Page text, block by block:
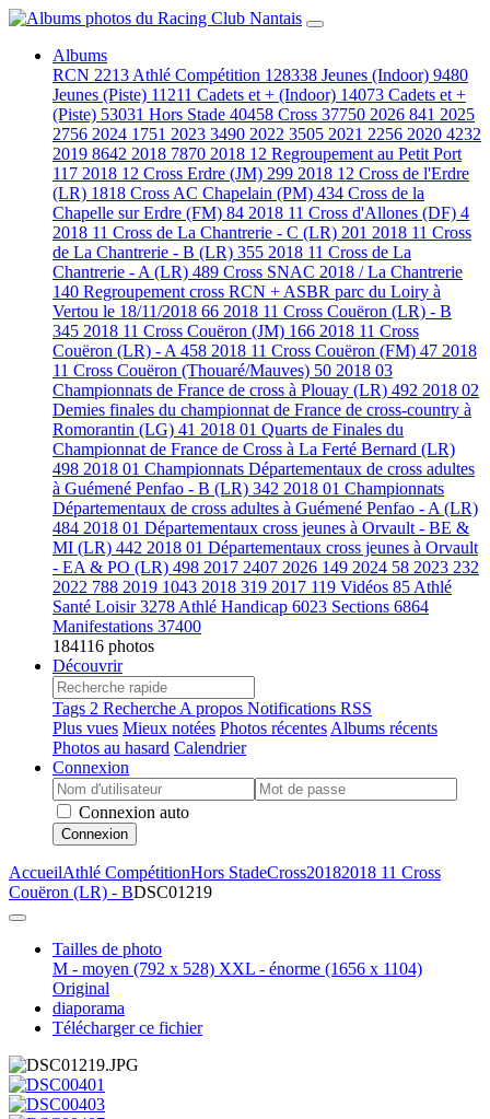
Albums
RCN 2213 Athlé Compétition 128338 Jeunes (Indoor) 9480
Jeunes (Piste) 11211 Cadets et + (Indoor) 14073 Cadets et +
(Piste) 53031 Hors Stade 40458 Cross 37750 2026 841 2025
2756 2024 1751 2023 3490 2022 3505 2021 2256 2020 4232
2019 8642 2018 7870 2018 12 Regroupement au Petit Port
117 2018 12 Cross Erdre (JM) 299 2018 12 Cross de l'Erdre
(LR) 1818 Cross AC Chapelain (PM) 434 Cross de la
Chapelle sur Erdre (FM) 84 2018 11 Cross d'Allones (DF) 4
2018 11 Cross de La Chantrerie - C (LR) 201 2018 11 Cross
de La Chantrerie - B (LR) 355 2018 11 Cross de La
Chantrerie - A (LR) 489 Cross SNAC 2018 / La Chantrerie
140 Regroupement cross RCN + ASBR parc du Loiry à
Vertou le 18/11/2018 66 2018 11 Cross Couëron (LR) - B
345 2018 11 Cross Couëron (JM) 166 2018 11 Cross
Couëron (LR) - A 458 2018 11 Cross Couëron (FM) 47 2018
11 Cross Couëron (Thouaré/Mauves) 50 2018 03
Championnats de France de cross à Plouay (LR) 492 2018 02
Demies finales du championnat de France de cross-country à
Romorantin (LG) 41 2018 01 Quarts de Finales du
Championnat de France de Cross à La Ferté Bernard (LR)
498 2018 01 Championnats Départementaux de cross adultes
à Guémené Penfao - B (LR) 342 2018 01 Championnats
Départementaux de cross adultes à Guémené Penfao - A (LR)
484 2018 01 Départementaux cross jeunes à Orvault - BE &
MI (LR) 442 2018 01 Départementaux cross jeunes à Orvault
- EA & PO (LR) 498 2017 2407 2026 149 2024 58 2023 232
2022 788 2019 1043 2018 319 2017 119 Vidéos 85 Athlé
Santé Loisir3278 Athlé Handicap 6023 Sections 6864
Manifestations 37400
184116 photos
Découvrir
Tags 2 Recherche A propos Notifications RSS
Plus vues Mieux notées Photos récentes Albums récents
Photos au hasard Calendrier
Connexion
Connexion auto
Connexion
AccueilAthlé CompétitionHors StadeCross20182018 11 Cross
Couëron (LR) - BDSC01219
Tailles de photo
M - moyen (792 x 528) XXL - énorme (1656 x 1104)
Original
diaporama
Télécharger ce fichier